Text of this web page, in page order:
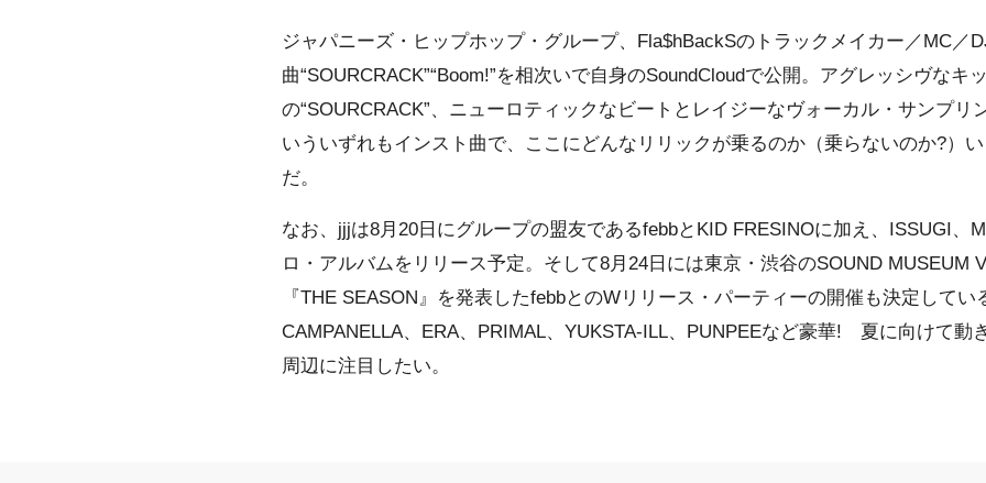
ジャパニーズ・ヒップホップ・グループ、 Fla$hBackSのトラックメイカー／MC／
曲“SOURCRACK”“Boom!”を相次いで自身のSoundCloudで公開。アグレッシヴなキ
の“SOURCRACK”、ニューロティックなビートとレイジーなヴォーカル・サンプリ
いういずれもインスト曲で、ここにどんなリリックが乗るのか（乗らないのか?）
だ。
なお、jjjは8月20日にグループの盟友であるfebbと KID FRESINOに加え、 ISSUGI、
ロ・アルバムをリリース予定。そして8月24日には東京・渋谷のSOUND MUSEUM
『THE SEASON』を発表したfebbとのWリリース・パーティーの開催も決定してい
CAMPANELLA、 ERA、 PRIMAL、 YUKSTA-ILL、 PUNPEEなど豪華! 夏に向けて動
周辺に注目したい。